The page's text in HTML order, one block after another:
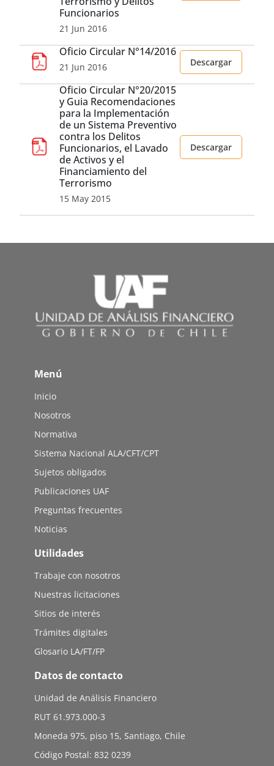
Funcionarios
21 Jun 2016
Oficio Circular N°14/2016
21 Jun 2016 Descargar
Oficio Circular N°20/2015
y Guia Recomendaciones
para la Implementación
de un Sistema Preventivo
contra los Delitos
Funcionarios, el Lavado
de Activos y el
Financiamiento del
Terrorismo
15 May 2015
Descargar
Menú
Inicio
Nosotros
Normativa
Sistema Nacional ALA/CFT/CPT
Sujetos obligados
Publicaciones UAF
Preguntas frecuentes
Noticias
Utilidades
Trabaje con nosotros
Nuestras licitaciones
Sitios de interés
Trámites digitales
Glosario LA/FT/FP
Datos de contacto
Unidad de Análisis Financiero
RUT 61.973.000-3
Moneda 975, piso 15, Santiago, Chile
Código Postal: 832 0239